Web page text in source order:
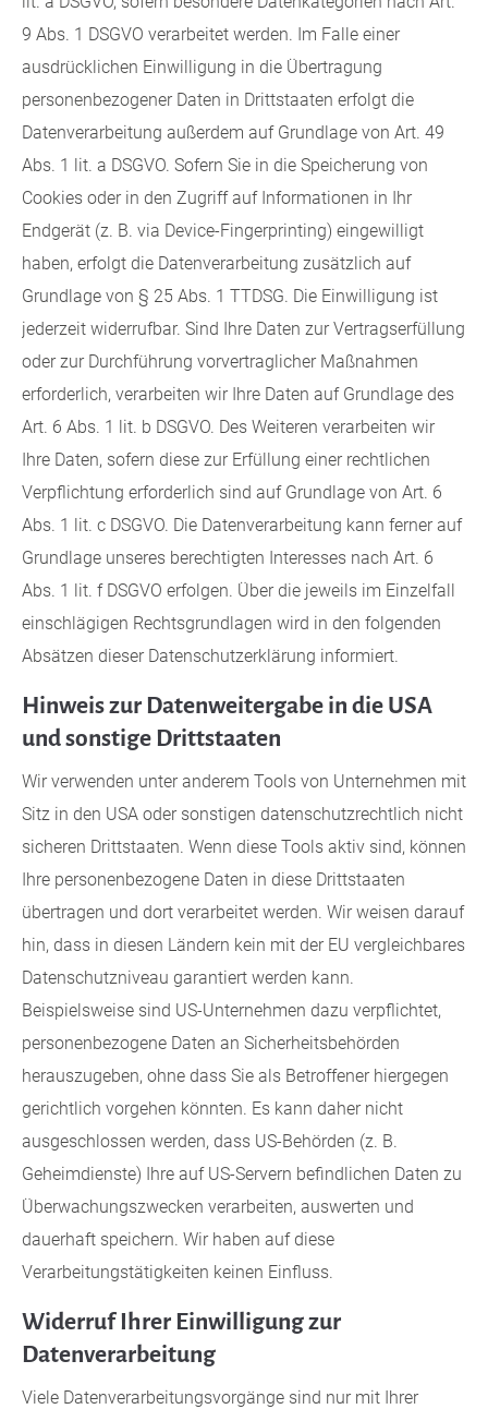
9 Abs. 1 DSGVO verarbeitet werden. Im Falle einer
ausdrücklichen Einwilligung in die Übertragung
personenbezogener Daten in Drittstaaten erfolgt die
Datenverarbeitung außerdem auf Grundlage von Art. 49
Abs. 1 lit. a DSGVO. Sofern Sie in die Speicherung von
Cookies oder in den Zugriff auf Informationen in Ihr
Endgerät (z. B. via Device-Fingerprinting) eingewilligt
haben, erfolgt die Datenverarbeitung zusätzlich auf
Grundlage von § 25 Abs. 1 TTDSG. Die Einwilligung ist
jederzeit widerrufbar. Sind Ihre Daten zur Vertragserfüllung
oder zur Durchführung vorvertraglicher Maßnahmen
erforderlich, verarbeiten wir Ihre Daten auf Grundlage des
Art. 6 Abs. 1 lit. b DSGVO. Des Weiteren verarbeiten wir
Ihre Daten, sofern diese zur Erfüllung einer rechtlichen
Verpflichtung erforderlich sind auf Grundlage von Art. 6
Abs. 1 lit. c DSGVO. Die Datenverarbeitung kann ferner auf
Grundlage unseres berechtigten Interesses nach Art. 6
Abs. 1 lit. f DSGVO erfolgen. Über die jeweils im Einzelfall
einschlägigen Rechtsgrundlagen wird in den folgenden
Absätzen dieser Datenschutzerklärung informiert.
Hinweis zur Datenweitergabe in die USA
und sonstige Drittstaaten
Wir verwenden unter anderem Tools von Unternehmen mit
Sitz in den USA oder sonstigen datenschutzrechtlich nicht
sicheren Drittstaaten. Wenn diese Tools aktiv sind, können
Ihre personenbezogene Daten in diese Drittstaaten
übertragen und dort verarbeitet werden. Wir weisen darauf
hin, dass in diesen Ländern kein mit der EU vergleichbares
Datenschutzniveau garantiert werden kann.
Beispielsweise sind US-Unternehmen dazu verpflichtet,
personenbezogene Daten an Sicherheitsbehörden
herauszugeben, ohne dass Sie als Betroffener hiergegen
gerichtlich vorgehen könnten. Es kann daher nicht
ausgeschlossen werden, dass US-Behörden (z. B.
Geheimdienste) Ihre auf US-Servern befindlichen Daten zu
Überwachungszwecken verarbeiten, auswerten und
dauerhaft speichern. Wir haben auf diese
Verarbeitungstätigkeiten keinen Einfluss.
Widerruf Ihrer Einwilligung zur
Datenverarbeitung
Viele Datenverarbeitungsvorgänge sind nur mit Ihrer